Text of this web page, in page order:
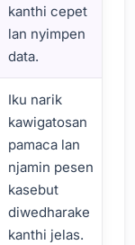
kanthi cepet
lan nyimpen
data.
Iku narik
kawigatosan
pamaca lan
njamin pesen
kasebut
diwedharake
kanthi jelas.